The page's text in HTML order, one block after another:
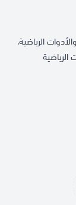
الرياضية،